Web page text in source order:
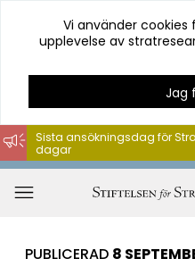
Hoppa
till
innehåll
Vi använder
upplevelse av
Jag
Sista ansökningsdag för
dagar
PUBLICERAD 8